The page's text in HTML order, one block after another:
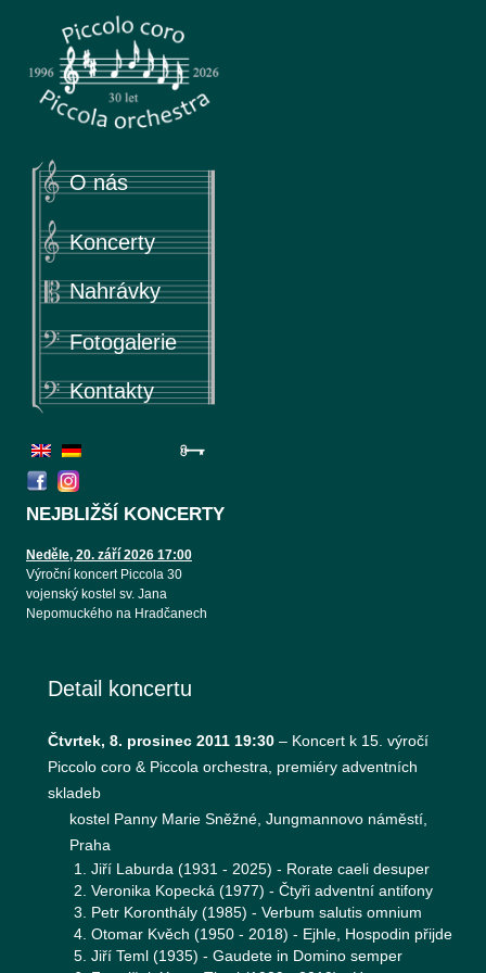
Piccola
Piccolo coro & Piccola orchestra
O nás
Koncerty
Nahrávky
Fotogalerie
Kontakty
NEJBLIŽŠÍ KONCERTY
Neděle, 20. září 2026 17:00
Výroční koncert Piccola 30
vojenský kostel sv. Jana
Nepomuckého na Hradčanech
Detail koncertu
Čtvrtek, 8. prosinec 2011 19:30 – Koncert k 15. výročí
Piccolo coro & Piccola orchestra, premiéry adventních
skladeb
kostel Panny Marie Sněžné, Jungmannovo náměstí,
Praha
Jiří Laburda (1931 - 2025) - Rorate caeli desuper
Veronika Kopecká (1977) - Čtyři adventní antifony
Petr Koronthály (1985) - Verbum salutis omnium
Otomar Kvěch (1950 - 2018) - Ejhle, Hospodin přijde
Jiří Teml (1935) - Gaudete in Domino semper